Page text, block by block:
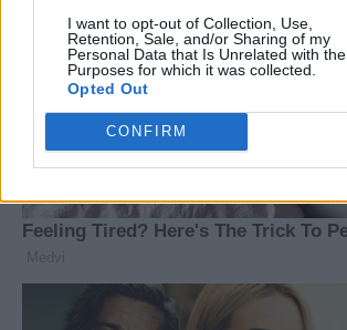
I want to opt-out of Collection, Use,
Retention, Sale, and/or Sharing of my
Personal Data that Is Unrelated with the
Purposes for which it was collected.
Opted Out
CONFIRM